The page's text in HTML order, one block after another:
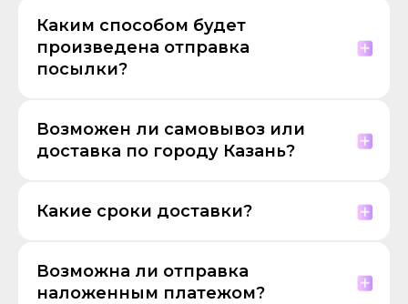
Каким способом будет
произведена отправка
посылки?
Возможен ли самовывоз или
доставка по городу Казань?
Какие сроки доставки?
Возможна ли отправка
наложенным платежом?